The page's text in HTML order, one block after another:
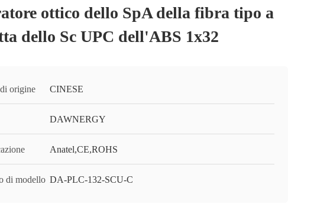
ottico dello SpA della fibra tipo a
dello Sc UPC dell'ABS 1x32
origine CINESE
DAWNERGY
Anatel,CE,ROHS
di modello DA-PLC-132-SCU-C